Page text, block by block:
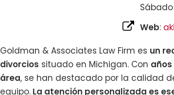
Web:
Goldman & Associates Law Firm es un
divorcios situado en Michigan. Con
área, se han destacado por la calidad
equipo. La atención personalizada es